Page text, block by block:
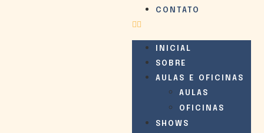
CONTATO
INICIAL
SOBRE
AULAS E OFICINAS
AULAS
OFICINAS
SHOWS